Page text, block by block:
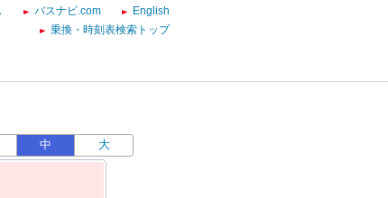
バスナビ.com
English
乗換・時刻表検索トップ
中 大